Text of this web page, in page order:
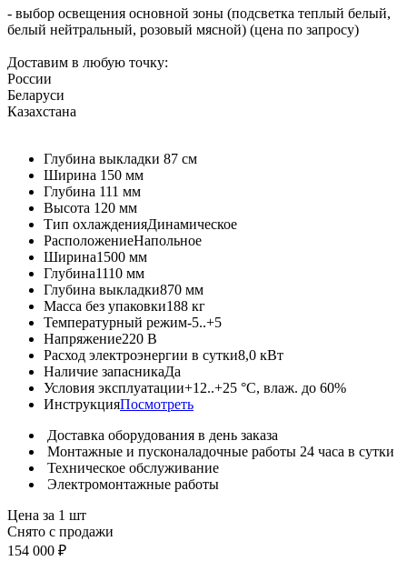
- выбор освещения основной зоны (подсветка теплый белый,
белый нейтральный, розовый мясной) (цена по запросу)
Доставим в любую точку:
России
Беларуси
Казахстана
Глубина выкладки 87 см
Ширина 150 мм
Глубина 111 мм
Высота 120 мм
Тип охлажденияДинамическое
РасположениеНапольное
Ширина1500 мм
Глубина1110 мм
Глубина выкладки870 мм
Масса без упаковки188 кг
Температурный режим-5..+5
Напряжение220 В
Расход электроэнергии в сутки8,0 кВт
Наличие запасникаДа
Условия эксплуатации+12..+25 °C, влаж. до 60%
ИнструкцияПосмотреть
Доставка оборудования в день заказа
Монтажные и пусконаладочные работы 24 часа в сутки
Техническое обслуживание
Электромонтажные работы
Цена за 1 шт
Снято с продажи
154 000 ₽